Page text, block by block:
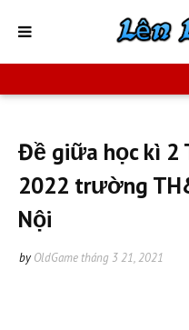
Đề giữa học kì 2
2022 trường
Nội
by OldGame tháng 3 21, 2021